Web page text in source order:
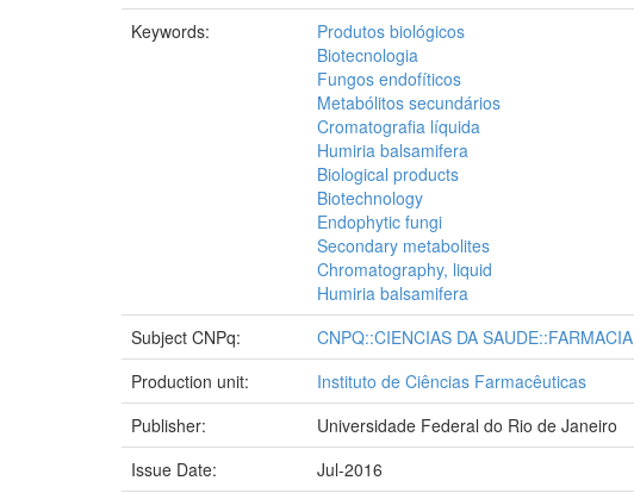
Keywords:
Produtos biológicos
Biotecnologia
Fungos endofíticos
Metabólitos secundários
Cromatografia líquida
Humiria balsamifera
Biological products
Biotechnology
Endophytic fungi
Secondary metabolites
Chromatography, liquid
Humiria balsamifera
Subject CNPq:
CNPQ::CIENCIAS DA SAUDE::FARMACIA
Production unit:
Instituto de Ciências Farmacêuticas
Publisher:
Universidade Federal do Rio de Janeiro
Issue Date:
Jul-2016